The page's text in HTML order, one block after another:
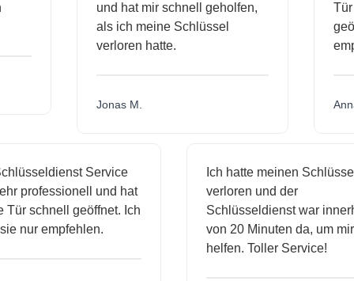
und hat mir schnell geholfen,
als ich meine Schlüssel
verloren hatte.
Jonas M.
Service
professionell und hat
schnell geöffnet. Ich
nur empfehlen.
Ich hatte meinen Schlüssel
verloren und der
Schlüsseldienst war
von 20 Minuten da, um mir
helfen. Toller Service!